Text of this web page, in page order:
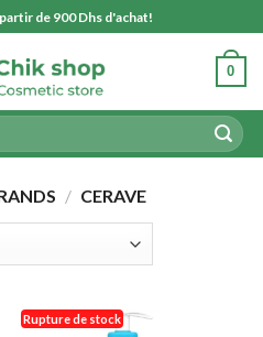
de 900 Dhs d'achat!
0
/ CERAVE
Rupture de stock